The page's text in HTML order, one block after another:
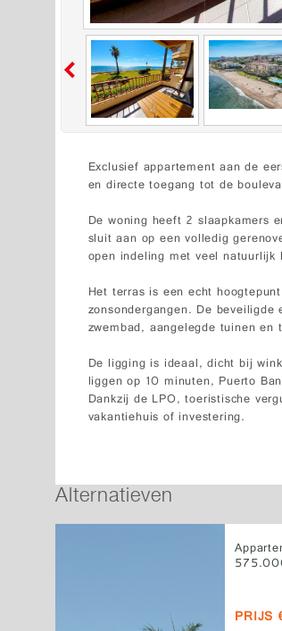
Exclusief appartement aan de
en directe toegang tot de
De woning heeft 2 slaapkamers
sluit aan op een volledig
open indeling met veel natuurlijk
Het terras is een echt
zonsondergangen. De
zwembad, aangelegde tuinen
De ligging is ideaal, dicht bij
liggen op 10 minuten, Puerto
Dankzij de LPO, toeristische
vakantiehuis of investering.
Alternatieven